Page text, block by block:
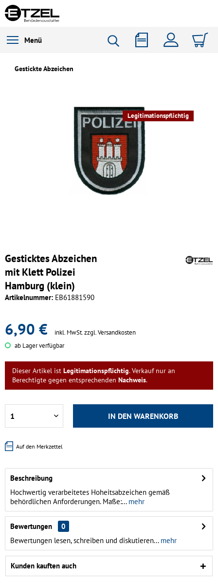
Menü
Gestickte Abzeichen
Legitimationspflichtig
Gesticktes Abzeichen
mit Klett Polizei
Hamburg (klein)
Artikelnummer: EB61881590
6,90 € inkl. MwSt.zzgl. Versandkosten
ab Lager verfügbar
Dieser Artikel ist Legitimationspflichtig. Verkauf nur an
Berechtigte gegen entsprechenden Nachweis.
IN DEN WARENKORB
Auf den Merkzettel
Beschreibung
Hochwertig verarbeitetes Hoheitsabzeichen gemäß
behördlichen Anforderungen. Maße:...mehr
Bewertungen
0
Bewertungen lesen, schreiben und diskutieren...mehr
Kunden kauften auch